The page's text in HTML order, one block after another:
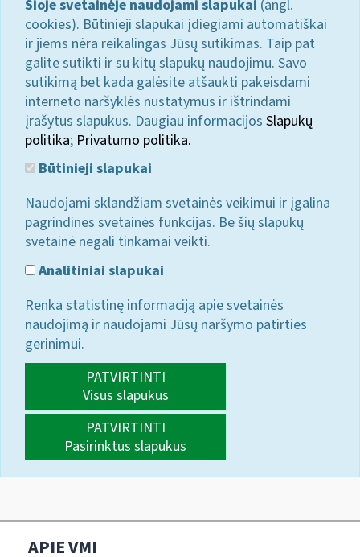
Šioje svetainėje naudojami slapukai (angl.
cookies). Būtinieji slapukai įdiegiami automatiškai
ir jiems nėra reikalingas Jūsų sutikimas. Taip pat
galite sutikti ir su kitų slapukų naudojimu. Savo
sutikimą bet kada galėsite atšaukti pakeisdami
interneto naršyklės nustatymus ir ištrindami
įrašytus slapukus. Daugiau informacijos Slapukų
politika; Privatumo politika.
Būtinieji slapukai
Naudojami sklandžiam svetainės veikimui ir įgalina
pagrindines svetainės funkcijas. Be šių slapukų
svetainė negali tinkamai veikti.
Analitiniai slapukai
Renka statistinę informaciją apie svetainės
naudojimą ir naudojami Jūsų naršymo patirties
gerinimui.
PATVIRTINTI
Visus slapukus
PATVIRTINTI
Pasirinktus slapukus
APIE VMI